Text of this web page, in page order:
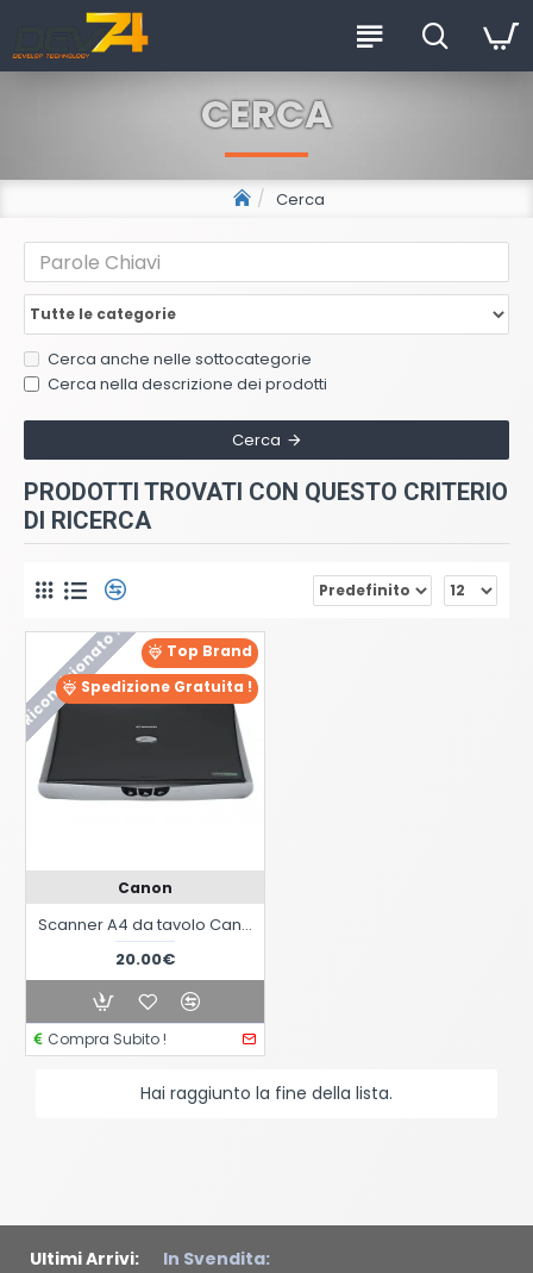
Cerca
CERCA
Cerca anche nelle sottocategorie
Cerca nella descrizione dei prodotti
Cerca
PRODOTTI TROVATI CON QUESTO CRITERIO
DI RICERCA
Top Brand
Ricondizionato !Spedizione Gratuita !
Canon
Scanner A4 da tavolo Canon CanoScan LiDE 25
20.00€
Compra Subito !
Hai raggiunto la fine della lista.
Ultimi Arrivi: In Svendita: